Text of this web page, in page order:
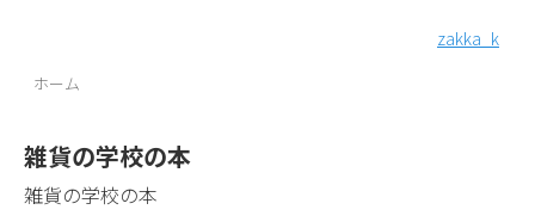
zakka_k
ホーム
雑貨の学校の本
雑貨の学校の本